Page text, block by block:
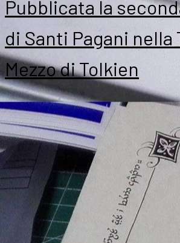
Tolkien
le
Pubblicata la
di Santi Pagani nella
Mezzo di Tolkien